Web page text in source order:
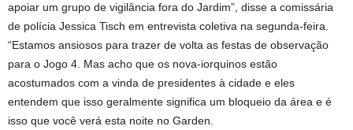
apoiar um grupo de vigilância fora do Jardim”, disse a comissária
de polícia Jessica Tisch em entrevista coletiva na segunda-feira.
“Estamos ansiosos para trazer de volta as festas de observação
para o Jogo 4. Mas acho que os nova-iorquinos estão
acostumados com a vinda de presidentes à cidade e eles
entendem que isso geralmente significa um bloqueio da área e é
isso que você verá esta noite no Garden.